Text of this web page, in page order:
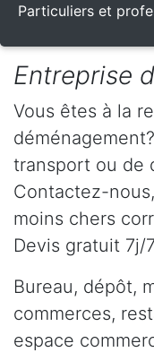
Particuliers et
Entreprise
Vous êtes à la
transport ou de
Contactez-
moins chers
Devis gratuit 7j/7
Bureau, dépôt,
commerces,
espace